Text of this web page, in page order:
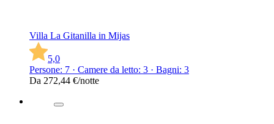
Villa La Gitanilla in Mijas
5,0
Persone: 7 · Camere da letto: 3 · Bagni: 3
Da 272,44 €/notte